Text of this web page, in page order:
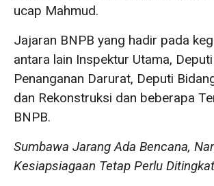
ucap Mahmud.
Jajaran BNPB yang hadir pada
antara lain Inspektur Utama,
Penanganan Darurat, Deputi
dan Rekonstruksi dan beberapa
BNPB.
Sumbawa Jarang Ada Bencana,
Kesiapsiagaan Tetap Perlu